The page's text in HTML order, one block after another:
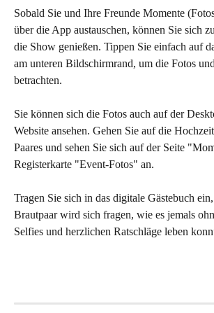
Sobald Sie und Ihre Freunde Momente
über die App austauschen, können Sie sich
die Show genießen. Tippen Sie einfach auf
am unteren Bildschirmrand, um die Fotos
betrachten.
Sie können sich die Fotos auch auf der
Website ansehen. Gehen Sie auf die
Paares und sehen Sie sich auf der Seite
Registerkarte "Event-Fotos" an.
Tragen Sie sich in das digitale Gästebuch
Brautpaar wird sich fragen, wie es jemals
Selfies und herzlichen Ratschläge leben